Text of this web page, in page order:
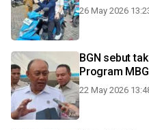
26 May 2026
BGN sebut
Program
22 May 2026